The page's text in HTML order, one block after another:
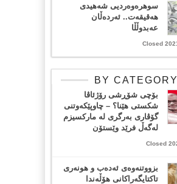
سوهرەوەردیی شەهیدی
هەقیقەت.. ئەردەڵان
عەبدوڵڵا
BY CATEGORY
بۆچی شۆڕشی رۆژئاڤا
شکستی هێنا؟ – چاوپێکەوتنی
گۆڤاری بەرگری لە مارکسیزم
لەگەڵ فرێد وێستۆن
بزووتنەوەی ئەدەب و هونەری
تاکتایگەراکانی هۆڵەندا